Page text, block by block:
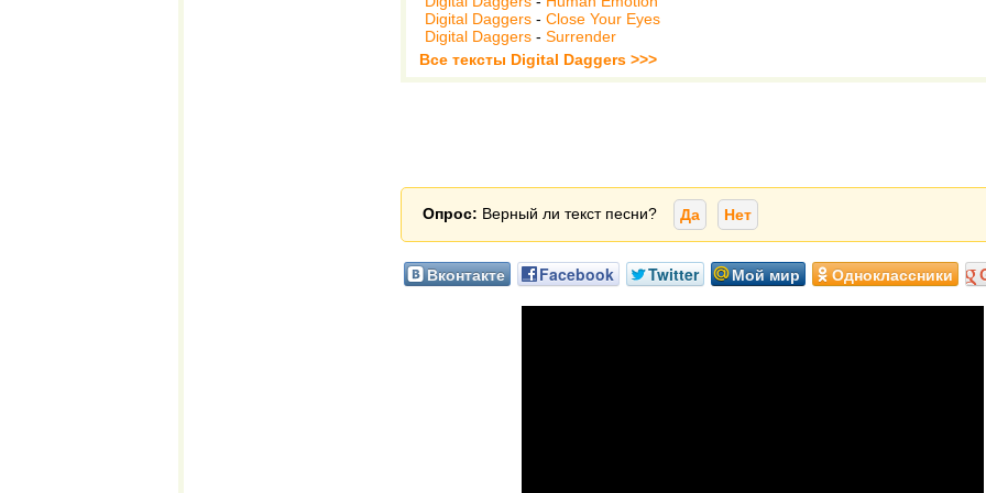
Digital Daggers - Close Your Eyes
Digital Daggers - Surrender
Все тексты Digital Daggers >>>
Опрос: Верный ли текст песни? Да Нет
Вконтакте Facebook Twitter Мой мир Одноклассники